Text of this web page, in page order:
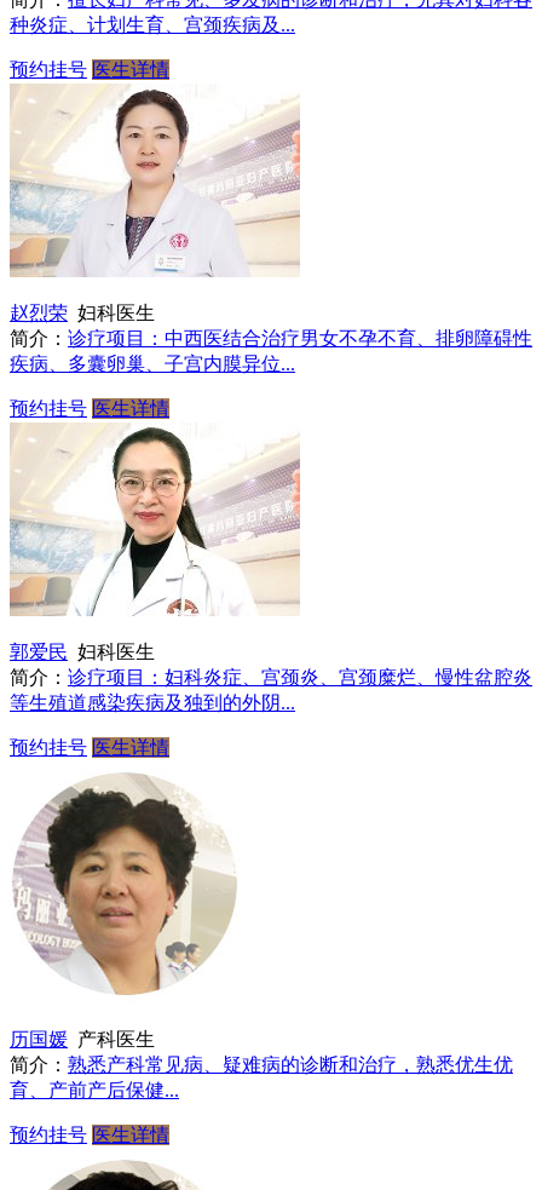
种炎症、计划生育、宫颈疾病及...
预约挂号 医生详情
赵烈荣 妇科医生
简介： 诊疗项目：中西医结合治疗男女不孕不育、排卵障碍性
疾病、多囊卵巢、子宫内膜异位...
预约挂号 医生详情
郭爱民 妇科医生
简介： 诊疗项目：妇科炎症、宫颈炎、宫颈糜烂、慢性盆腔炎
等生殖道感染疾病及独到的外阴...
预约挂号 医生详情
历国媛 产科医生
简介： 熟悉产科常见病、疑难病的诊断和治疗，熟悉优生优
育、产前产后保健...
预约挂号 医生详情